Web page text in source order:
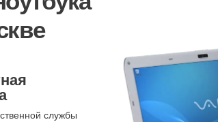
службы